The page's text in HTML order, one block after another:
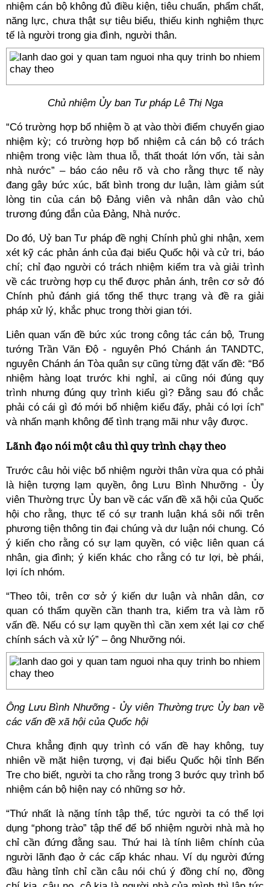
nhiệm cán bộ không đủ điều kiện, tiêu chuẩn, phẩm chất,
năng lực, chưa thật sự tiêu biểu, thiếu kinh nghiệm thực
tế là người trong gia đình, người thân.
Chủ nhiệm Ủy ban Tư pháp Lê Thị Nga
“Có trường hợp bổ nhiệm ồ ạt vào thời điểm chuyển giao
nhiệm kỳ; có trường hợp bổ nhiệm cả cán bộ có trách
nhiệm trong việc làm thua lỗ, thất thoát lớn vốn, tài sản
nhà nước” – báo cáo nêu rõ và cho rằng thực tế này
đang gây bức xúc, bất bình trong dư luận, làm giảm sút
lòng tin của cán bộ Đảng viên và nhân dân vào chủ
trương đúng đắn của Đảng, Nhà nước.
Do đó, Uỷ ban Tư pháp đề nghị Chính phủ ghi nhận, xem
xét kỹ các phản ánh của đại biểu Quốc hội và cử tri, báo
chí; chỉ đạo người có trách nhiệm kiểm tra và giải trình
về các trường hợp cụ thể được phản ánh, trên cơ sở đó
Chính phủ đánh giá tổng thể thực trạng và đề ra giải
pháp xử lý, khắc phục trong thời gian tới.
Liên quan vấn đề bức xúc trong công tác cán bộ,Trung
tướng Trần Văn Độ - nguyên Phó Chánh án TANDTC,
nguyên Chánh án Tòa quân sự cũng từng đặt vấn đề: “Bổ
nhiệm hàng loạt trước khi nghỉ, ai cũng nói đúng quy
trình nhưng đúng quy trình kiểu gì? Đằng sau đó chắc
phải có cái gì đó mới bổ nhiệm kiểu đấy, phải có lợi ích”
và nhấn mạnh không để tình trạng mãi như vậy được.
Lãnh đạo nói một câu thì quy trình chạy theo
Trước câu hỏi việc bổ nhiệm người thân vừa qua có phải
là hiện tượng lạm quyền, ông Lưu Bình Nhưỡng - Ủy
viên Thường trực Ủy ban về các vấn đề xã hội của Quốc
hội cho rằng, thực tế có sự tranh luận khá sôi nổi trên
phương tiện thông tin đại chúng và dư luận nói chung. Có
ý kiến cho rằng có sự lạm quyền, có việc liên quan cá
nhân, gia đình; ý kiến khác cho rằng có tư lợi, bè phái,
lợi ích nhóm.
“Theo tôi, trên cơ sở ý kiến dư luận và nhân dân, cơ
quan có thẩm quyền cần thanh tra, kiểm tra và làm rõ
vấn đề. Nếu có sự lạm quyền thì cần xem xét lại cơ chế
chính sách và xử lý” – ông Nhưỡng nói.
Ông Lưu Bình Nhưỡng - Ủy viên Thường trực Ủy ban về
các vấn đề xã hội của Quốc hội
Chưa khẳng định quy trình có vấn đề hay không, tuy
nhiên về mặt hiện tượng, vị đại biểu Quốc hội tỉnh Bến
Tre cho biết, người ta cho rằng trong 3 bước quy trình bổ
nhiệm cán bộ hiện nay có những sơ hở.
“Thứ nhất là nặng tính tập thể, tức người ta có thể lợi
dụng “phong trào” tập thể để bổ nhiệm người nhà mà họ
chỉ cần đứng đằng sau. Thứ hai là tính liêm chính của
người lãnh đạo ở các cấp khác nhau. Ví dụ người đứng
đầu hàng tỉnh chỉ cần câu nói chú ý đồng chí nọ, đồng